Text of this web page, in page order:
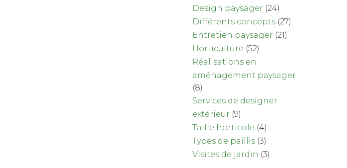
Design paysager (24)
Différents concepts (27)
Entretien paysager (21)
Horticulture (52)
Réalisations en
aménagement paysager
(8)
Services de designer
extérieur (9)
Taille horticole (4)
Types de paillis (3)
Visites de jardin (3)